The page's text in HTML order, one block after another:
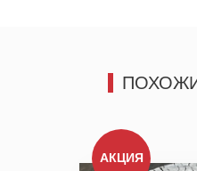
АКЦИЯ